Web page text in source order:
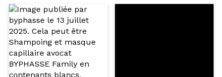
Votre vidéo pourrait être la première. Imaginez...
Recommandez-vous cet achat?